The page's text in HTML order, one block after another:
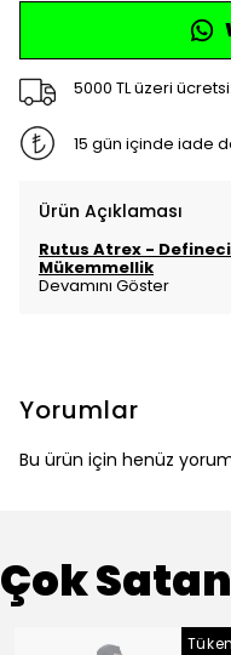
5000 TL üzeri
15 gün içinde iade
Ürün Açıklaması
Rutus Atrex -
Mükemmellik
Devamını Göster
Yorumlar
Bu ürün için henüz
Çok